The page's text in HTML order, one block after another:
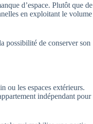
d’espace. Plutôt que de
en exploitant le volume
possibilité de conserver son
ou les espaces extérieurs.
indépendant pour